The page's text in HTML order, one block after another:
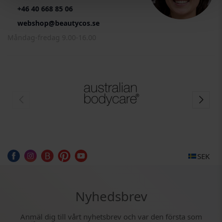
+46 40 668 85 06
webshop@beautycos.se
SEK
Nyhedsbrev
Anmäl dig till vårt nyhetsbrev och var den första som